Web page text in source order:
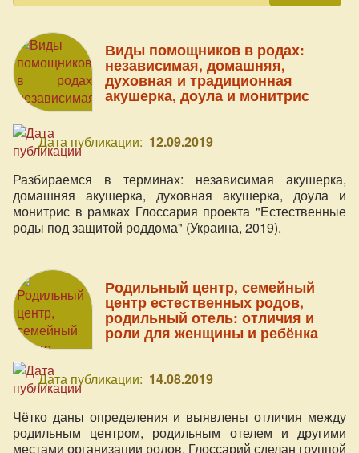
Виды помощников в родах:
независимая, домашняя,
духовная и традиционная
акушерка, доула и монитрис
Дата публикации: 12.09.2019
Разбираемся в терминах: независимая акушерка,
домашняя акушерка, духовная акушерка, доула и
монитрис в рамках Глоссария проекта "Естественные
роды под защитой роддома" (Украина, 2019).
Родильный центр, семейный
центр естественных родов,
родильный отель: отличия и
роли для женщины и ребёнка
Дата публикации: 14.08.2019
Чётко даны определения и выявлены отличия между
родильным центром, родильным отелем и другими
местами организации родов. Глоссарий сделан группой